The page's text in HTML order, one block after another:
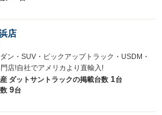
店
ン・SUV・ピックアップトラック・USDM・
店!自社でアメリカより直輸入!
ダットサントラックの掲載台数 1台
9台